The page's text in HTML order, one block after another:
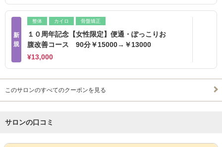
新
規
整体 カイロ 骨盤矯正
１０周年記念【女性限定】便通・ぽっこりお
腹改善コース 90分￥15000→￥13000
¥13,000
このサロンのすべてのクーポンを見る
サロンの口コミ
サロンPick Up